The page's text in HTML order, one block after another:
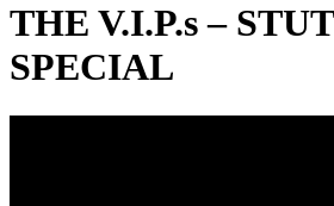
THE V.I.P.s –
SPECIAL